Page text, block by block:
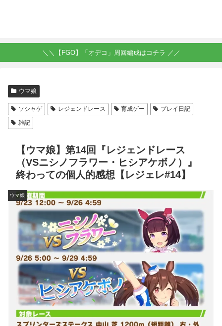
＼＼【FGO】「オデコ」周回編成はコチラ ／／
ウマ娘
ソシャゲ レジェンドレース 育成ゲー
プレイ日記
雑記
【ウマ娘】第14回『レジェンドレース
（VSニシノフラワー・ヒシアケボノ）』
終わっての個人的感想【レジェレ#14】
ウマ娘